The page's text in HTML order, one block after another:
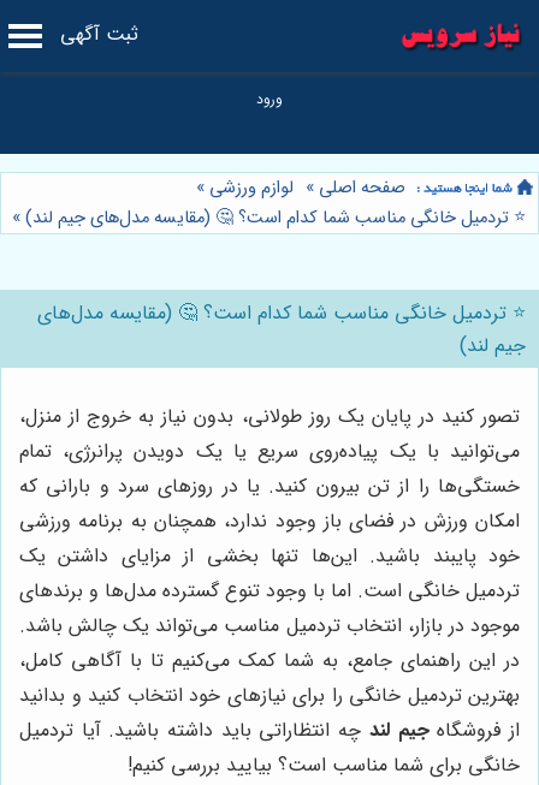
ثبت آگهی
صفحه اصلی » لوازم ورزشی »
⭐️ تردمیل خانگی مناسب شما کدام است؟ 🤔 (مقایسه مدل‌های جیم لند)»
⭐️ تردمیل خانگی مناسب شما کدام است؟ 🤔 (مقایسه مدل‌های
جیم لند)
تصور کنید در پایان یک روز طولانی، بدون نیاز به خروج از منزل،
می‌توانید با یک پیاده‌روی سریع یا یک دویدن پرانرژی، تمام
خستگی‌ها را از تن بیرون کنید. یا در روزهای سرد و بارانی که
امکان ورزش در فضای باز وجود ندارد، همچنان به برنامه ورزشی
خود پایبند باشید. این‌ها تنها بخشی از مزایای داشتن یک
تردمیل خانگی است. اما با وجود تنوع گسترده مدل‌ها و برندهای
موجود در بازار، انتخاب تردمیل مناسب می‌تواند یک چالش باشد.
در این راهنمای جامع، به شما کمک می‌کنیم تا با آگاهی کامل،
بهترین تردمیل خانگی را برای نیازهای خود انتخاب کنید و بدانید
از فروشگاهجیم لند چه انتظاراتی باید داشته باشید. آیا تردمیل
خانگی برای شما مناسب است؟ بیایید بررسی کنیم!